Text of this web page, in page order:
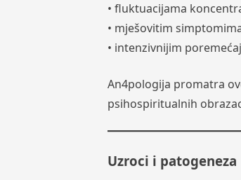
• fluktuacijama
• mješovitim
• intenzivnijim
An4pologija promatra
psihospiritualnih
Uzroci i patogeneza